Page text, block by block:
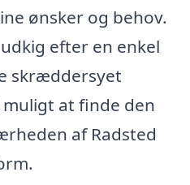
ønsker og behov.
efter en enkel
skræddersyet
at finde den
af Radsted